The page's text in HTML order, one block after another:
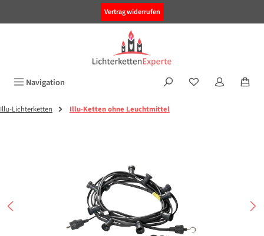
Vertrag widerrufen
Navigation
Illu-Lichterketten Illu-Ketten ohne Leuchtmittel